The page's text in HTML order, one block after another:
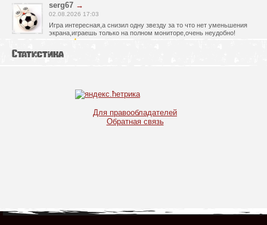
serg67 →
02.08.2026 17:03
Игра интересная,а снизил одну звезду за то что нет уменьшения
экрана,играешь только на полном мониторе,очень неудобно!
испробовал?
30.07.2026 00:43
21.07.2026 16:32
Статистика
Для правообладателей
Обратная связь